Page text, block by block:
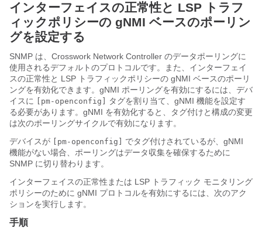
インターフェイスの正常性と LSP トラフ
ィックポリシーの gNMI ベースのポーリン
グを設定する
SNMP は、Crosswork Network Controller のデータポーリングに
使用されるデフォルトのプロトコルです。また、インターフェイ
スの正常性と LSP トラフィックポリシーの gNMI ベースのポーリ
ングを有効化できます。gNMI ポーリングを有効にするには、デバ
イスに
[pm-openconfig]
タグを割り当て、gNMI 機能を設定す
る必要があります。gNMI を有効化すると、タグ付けと構成の変更
は次のポーリングサイクルで有効になります。
デバイスが
[pm-openconfig]
でタグ付けされているが、gNMI
機能がない場合、ポーリングはデータ収集を確保するために
SNMP に切り替わります。
インターフェイスの正常性または LSP トラフィック モニタリング
ポリシーのために gNMI プロトコルを有効にするには、次のアク
ションを実行します。
手順